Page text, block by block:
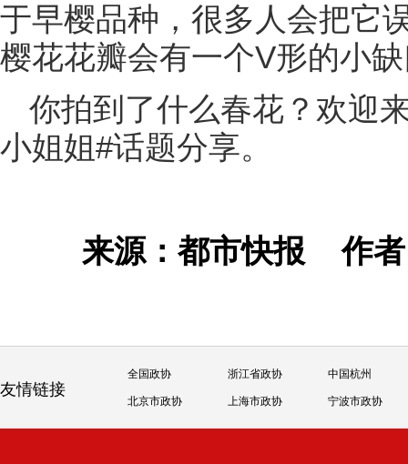
于早樱品种，很多人会把它
樱花花瓣会有一个V形的小
你拍到了什么春花？欢迎
小姐姐#话题分享。
来源：都市快报作
友情链接
全国政协 浙江省政协 中国杭州
北京市政协 上海市政协 宁波市政协